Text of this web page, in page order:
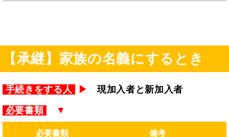
【承継】家族の名義にするとき
手続きをする人 ▶ 現加入者と新加入者
必要書類 ▼
必要書類 備考